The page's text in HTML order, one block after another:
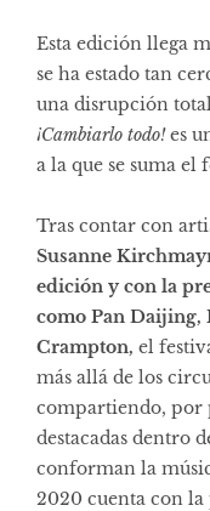
Esta edición llega
se ha estado tan
una disrupción
¡Cambiarlo todo!es
a la que se suma el
Tras contar con
Susanne
edición y con la
como Pan Daijing,
Crampton, el
más allá de los
compartiendo, por
destacadas dentro
conforman la
2020 cuenta con la